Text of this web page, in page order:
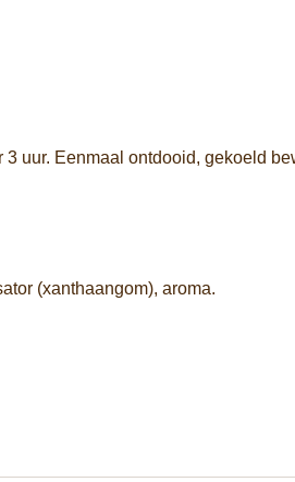
uur. Eenmaal ontdooid, gekoeld
(xanthaangom), aroma.